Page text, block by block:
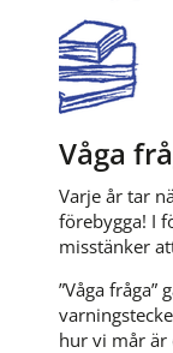
Våga
Varje år tar
förebygga! I
misstänker
”Våga
hur vi mår är